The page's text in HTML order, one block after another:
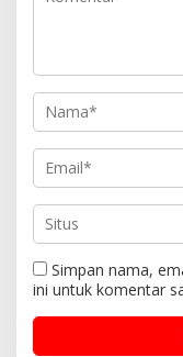
Simpan nama,
ini untuk komentar